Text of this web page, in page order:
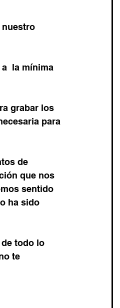
nuestro
la mínima
grabar los
para
de
que nos
sentido
ha sido
todo lo
te